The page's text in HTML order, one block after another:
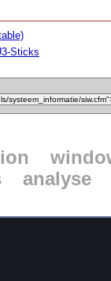
Sticks
analyse